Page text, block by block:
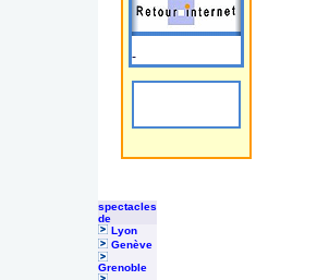
-
spectacles
de
Lyon
Genève
Grenoble